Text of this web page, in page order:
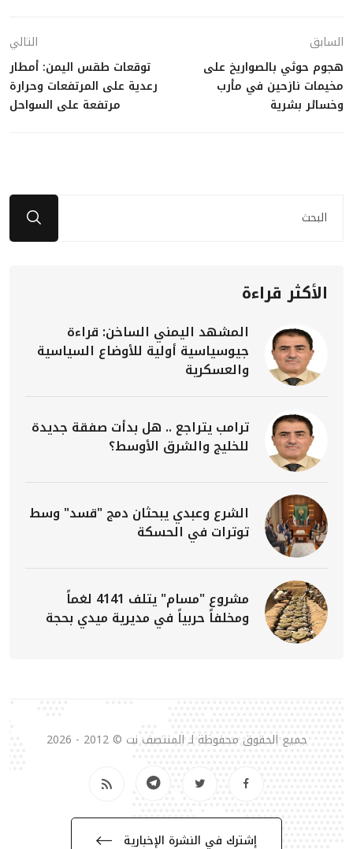
السابق
هجوم حوثي بالصواريخ على
مخيمات نازحين في مأرب
وخسائر بشرية
التالي
توقعات طقس اليمن: أمطار
رعدية على المرتفعات وحرارة
مرتفعة على السواحل
الأكثر قراءة
المشهد اليمني الساخن: قراءة
جيوسياسية أولية للأوضاع السياسية
والعسكرية
ترامب يتراجع .. هل بدأت صفقة جديدة
للخليج والشرق الأوسط؟
الشرع وعبدي يبحثان دمج "قسد" وسط
توترات في الحسكة
مشروع "مسام" يتلف 4141 لغماً
ومخلفاً حربياً في مديرية ميدي بحجة
جميع الحقوق محفوظة لـ المنتصف نت © 2012 - 2026
إشترك في النشرة الإخبارية